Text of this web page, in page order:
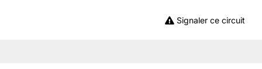
Signaler ce circuit